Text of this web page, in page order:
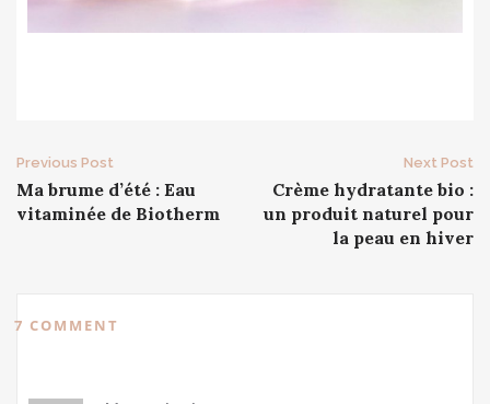
Post
navigation
Previous Post
Ma brume d’été : Eau
vitaminée de Biotherm
Next Post
Crème hydratante bio :
un produit naturel pour
la peau en hiver
7 COMMENT